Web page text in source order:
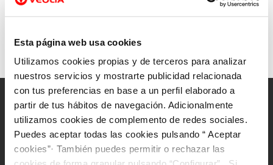
Esta página web usa cookies
Utilizamos cookies propias y de terceros para analizar
nuestros servicios y mostrarte publicidad relacionada
con tus preferencias en base a un perfil elaborado a
partir de tus hábitos de navegación. Adicionalmente
utilizamos cookies de complemento de redes sociales.
Puedes aceptar todas las cookies pulsando “ Aceptar
cookies”· También puedes permitir o rechazar las
Para conocer los detalles de tu
Mapa Web
Aviso legal y privacidad de la web